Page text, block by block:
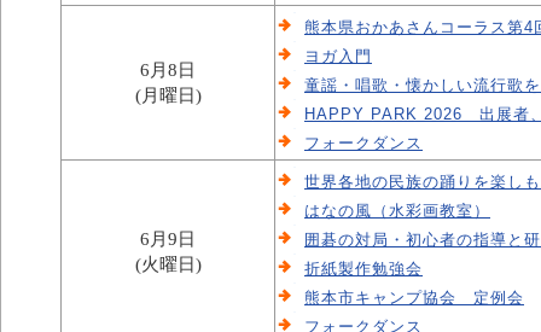
6月8日
(月曜日)
熊本県おかあさんコーラス第4
ヨガ入門
童謡・唱歌・懐かしい流行歌
HAPPY PARK 2026 出展者
フォークダンス
6月9日
(火曜日)
世界各地の民族の踊りを楽し
はなの風（水彩画教室）
囲碁の対局・初心者の指導と
折紙製作勉強会
熊本市キャンプ協会 定例会
フォークダンス